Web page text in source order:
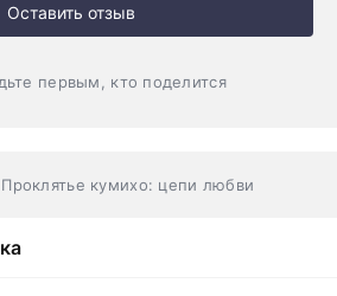
Оставить отзыв
первым, кто поделится
Проклятье кумихо: цепи любви